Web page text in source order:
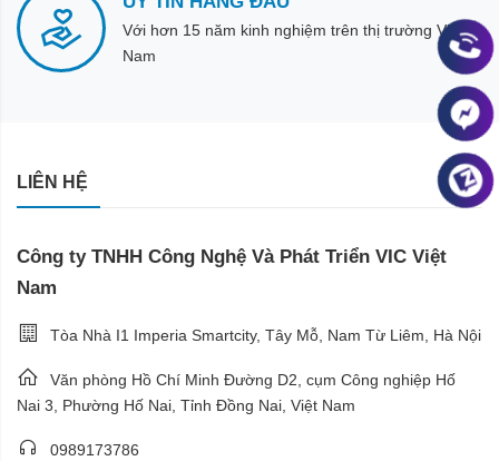
Với hơn 15 năm kinh nghiệm trên thị trường Việt
Nam
LIÊN HỆ
Công ty TNHH Công Nghệ Và Phát Triển VIC Việt
Nam
Tòa Nhà I1 Imperia Smartcity, Tây Mỗ, Nam Từ Liêm, Hà Nội
Văn phòng Hồ Chí Minh Đường D2, cụm Công nghiệp Hố
Nai 3, Phường Hố Nai, Tỉnh Đồng Nai, Việt Nam
0989173786